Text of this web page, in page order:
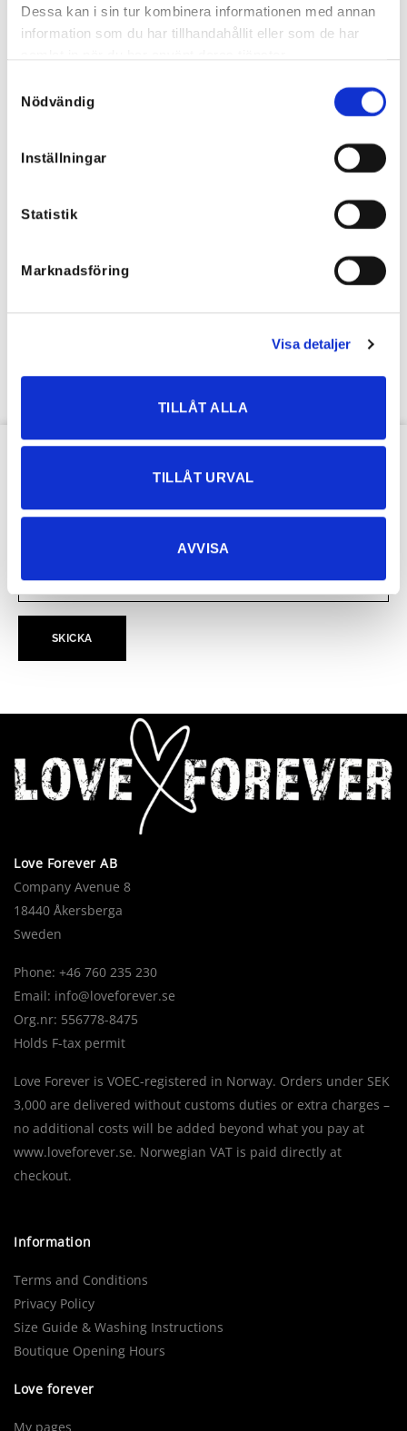
Dessa kan i sin tur kombinera informationen med annan
information som du har tillhandahållit eller som de har
Nödvändig
Inställningar
Statistik
Marknadsföring
Visa detaljer
TILLÅT ALLA
TILLÅT URVAL
AVVISA
French Basque – many colors
OUR NEWSLETTER
Love Forever AB
Company Avenue 8
18440 Åkersberga
Sweden
Phone: +46 760 235 230
Email: info@loveforever.se
Org.nr: 556778-8475
Holds F-tax permit
Love Forever is VOEC-registered in Norway. Orders under SEK
3,000 are delivered without customs duties or extra charges –
no additional costs will be added beyond what you pay at
www.loveforever.se. Norwegian VAT is paid directly at
checkout.
Information
Terms and Conditions
Privacy Policy
Size Guide & Washing Instructions
Boutique Opening Hours
Love forever
My pages